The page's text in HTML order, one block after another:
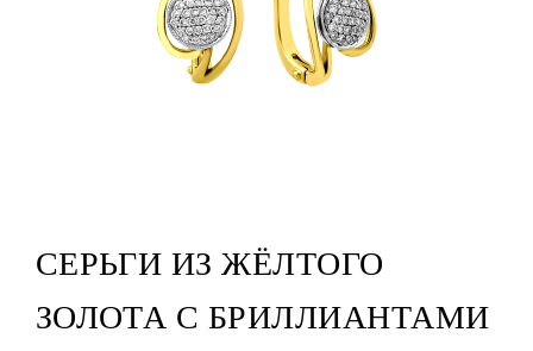
СЕРЬГИ ИЗ ЖЁЛТОГО
ЗОЛОТА С БРИЛЛИАНТАМИ